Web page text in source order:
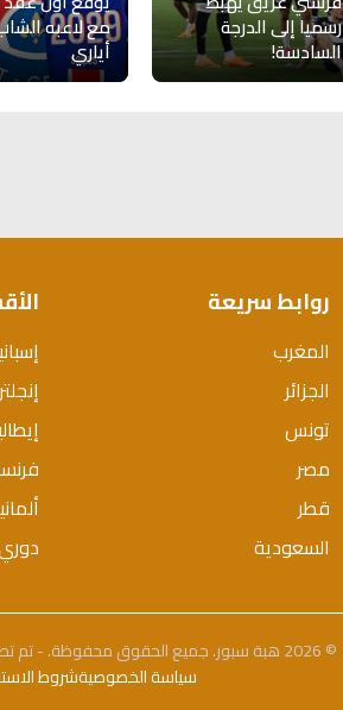
رسميا إلى الدرجة
السادسة!
مع لاعبه
أياري
روابط سريعة
المغرب
الجزائر
تونس
مصر
قطر
السعودية
© 2026 هبة سبور. جميع الحقوق محفوظة. - تم تطويره بواسطة
سياسة الخصوصيةشروط